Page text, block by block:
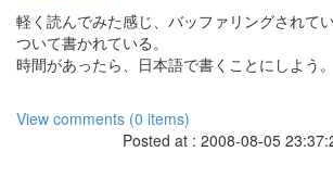
軽く読んでみた感じ、バッファリングされて
ついて書かれている。
時間があったら、日本語で書くことにしよう。
View comments (0 items)
Posted at : 2008-08-05